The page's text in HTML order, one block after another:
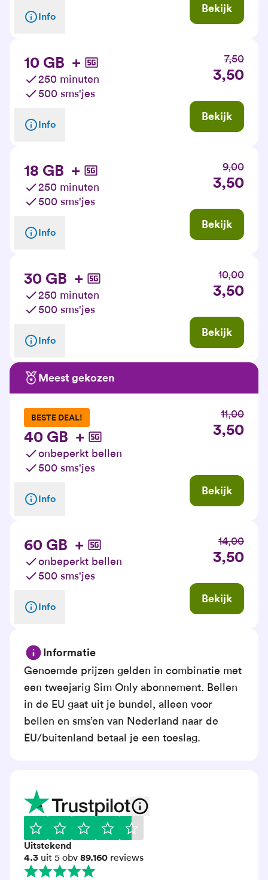
Info
Bekijk
10 GB +
250 minuten
500 sms'jes
7,50
3,50
Info
Bekijk
18 GB +
250 minuten
500 sms'jes
9,00
3,50
Info
Bekijk
30 GB +
250 minuten
500 sms'jes
10,00
3,50
Info
Bekijk
Meest gekozen
BESTE DEAL!
40 GB +
onbeperkt bellen
500 sms'jes
11,00
3,50
Info
Bekijk
60 GB +
onbeperkt bellen
500 sms'jes
14,00
3,50
Info
Bekijk
Informatie
Genoemde prijzen gelden in combinatie met
een tweejarig Sim Only abonnement. Bellen
in de EU gaat uit je bundel, alleen voor
bellen en sms’en van Nederland naar de
EU/buitenland betaal je een toeslag.
Uitstekend
4.3 uit 5 obv 89.160 reviews